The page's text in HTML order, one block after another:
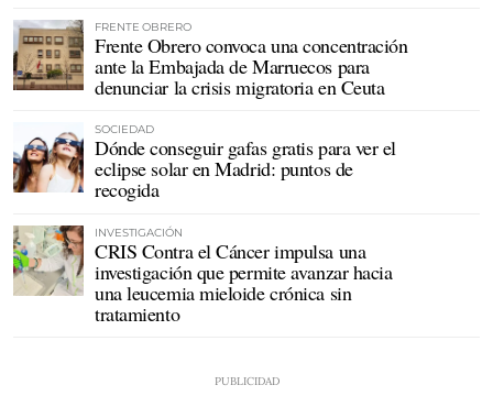
FRENTE OBRERO
Frente Obrero convoca una concentración
ante la Embajada de Marruecos para
denunciar la crisis migratoria en Ceuta
SOCIEDAD
Dónde conseguir gafas gratis para ver el
eclipse solar en Madrid: puntos de
recogida
INVESTIGACIÓN
CRIS Contra el Cáncer impulsa una
investigación que permite avanzar hacia
una leucemia mieloide crónica sin
tratamiento